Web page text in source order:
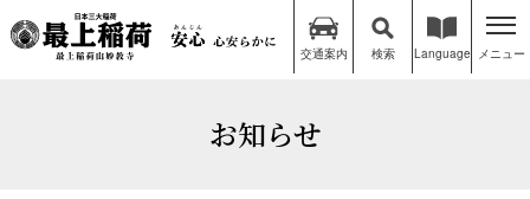
交通案内 検索 Language メニュー
お知らせ